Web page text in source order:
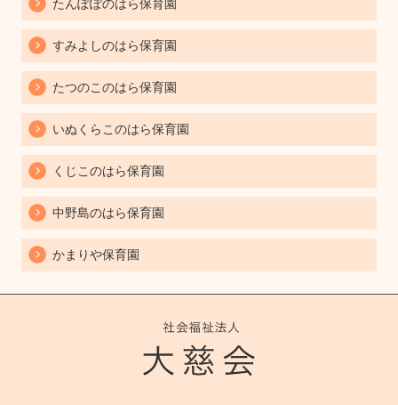
たんぽぽのはら保育園
すみよしのはら保育園
たつのこのはら保育園
いぬくらこのはら保育園
くじこのはら保育園
中野島のはら保育園
かまりや保育園